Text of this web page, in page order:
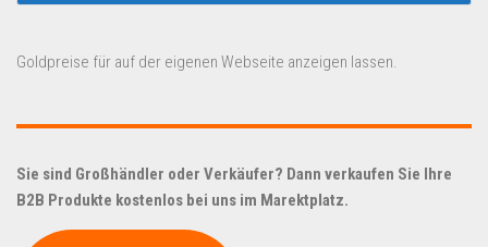
Goldpreise für auf der eigenen Webseite anzeigen lassen.
Sie sind Großhändler oder Verkäufer? Dann verkaufen Sie Ihre
B2B Produkte kostenlos bei uns im Marektplatz.